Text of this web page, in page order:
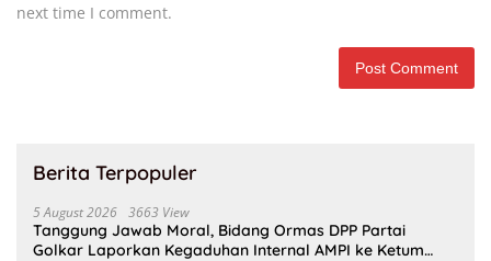
next time I comment.
Berita Terpopuler
5 August 2026 3663 View
Tanggung Jawab Moral, Bidang Ormas DPP Partai
Golkar Laporkan Kegaduhan Internal AMPI ke Ketum